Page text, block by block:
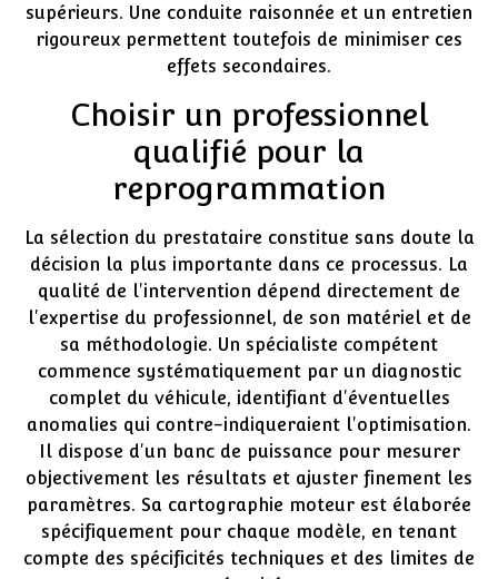
supérieurs. Une conduite raisonnée et un entretien
rigoureux permettent toutefois de minimiser ces
effets secondaires.
Choisir un professionnel
qualifié pour la
reprogrammation
La sélection du prestataire constitue sans doute la
décision la plus importante dans ce processus. La
qualité de l'intervention dépend directement de
l'expertise du professionnel, de son matériel et de
sa méthodologie. Un spécialiste compétent
commence systématiquement par un diagnostic
complet du véhicule, identifiant d'éventuelles
anomalies qui contre-indiqueraient l'optimisation.
Il dispose d'un banc de puissance pour mesurer
objectivement les résultats et ajuster finement les
paramètres. Sa cartographie moteur est élaborée
spécifiquement pour chaque modèle, en tenant
compte des spécificités techniques et des limites de